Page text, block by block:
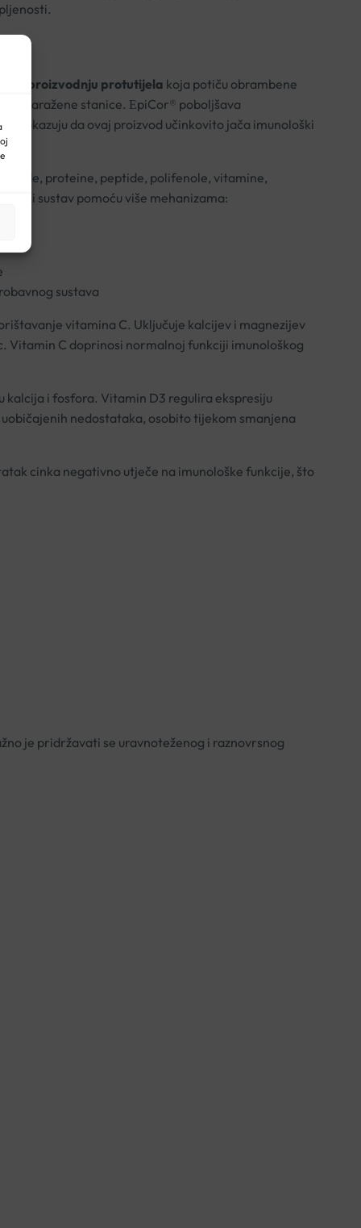
proizvodnju protutijela koja potiču obrambene
zaražene stanice. ЕpiCor® poboljšava
dokazuju da ovaj proizvod učinkovito jača imunološki
proteine, peptide, polifenole, vitamine,
sustav pomoću više mehanizama:
sustava
vitamina C. Uključuje kalcijev i magnezijev
Vitamin C doprinosi normalnoj funkciji imunološkog
i fosfora. Vitamin D3 regulira ekspresiju
nedostataka, osobito tijekom smanjena
cinka negativno utječe na imunološke funkcije, što
je pridržavati se uravnoteženog i raznovrsnog